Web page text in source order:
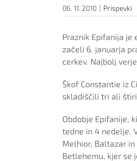
06. 11. 2010 | Prispevki
Praznik Epifanija je
začeli 6. januarja
cerkev. Najbolj
Škof Constantie iz
skladiščili tri ali
Obdobje Epifanije,
tedne in 4 nedelje.
Melhior, Baltazar
Betlehemu, kjer se